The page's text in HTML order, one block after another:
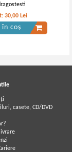
30,00 Lei
în coș
casete, CD/DVD